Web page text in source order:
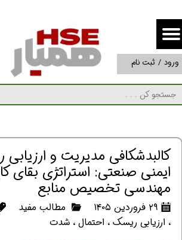
ورود / ثبت نام
حساب کاربری من
تغییر گذر واژه
سفارشات
کالبدشکافی مدیریت و
ایمنی صنعتی: استراتژی بقای
مهندسی تخصیص منابع
۲۹ فروردین ۱۴۰۵ مطالب مفید
، ارزیابی ریسک، احتمال، شدت